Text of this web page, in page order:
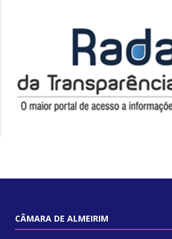
CÂMARA DE ALMEIRIM